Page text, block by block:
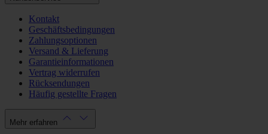
Kontakt
Geschäftsbedingungen
Zahlungsoptionen
Versand & Lieferung
Garantieinformationen
Vertrag widerrufen
Rücksendungen
Häufig gestellte Fragen
Mehr erfahren